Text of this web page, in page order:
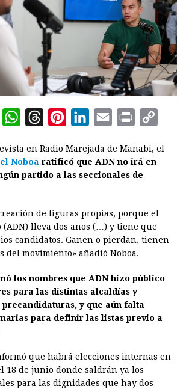
M
W
a
t
A
p
p
r
e
s
n
t
e
s
n
k
I
n
a
i
i
n
p
i
k
en Radio Marejada de Manabí, el
Noboa ratificó que ADN no irá en
partido a las seccionales de
de figuras propias, porque el
lleva dos años (…) y tiene que
candidatos. Ganen o pierdan, tienen
del movimiento» añadió Noboa.
los nombres que ADN hizo público
para las distintas alcaldías y
y que aún falta
para definir las listas previo a
que habrá elecciones internas en
18 de junio donde saldrán ya los
para las dignidades que hay dos